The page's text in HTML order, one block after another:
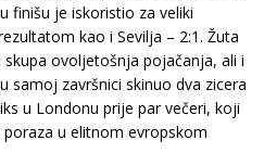
finišu je iskoristio za veliki
kao i Sevilja – 2:1. Žuta
ovoljetošnja pojačanja, ali i
samoj završnici skinuo dva zicera
u Londonu prije par večeri, koji
u elitnom evropskom